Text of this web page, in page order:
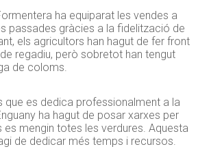
ha equiparat les vendes a
passades gràcies a la fidelització de
els agricultors han hagut de fer front
regadiu, però sobretot han tengut
de coloms.
que es dedica professionalment a la
ha hagut de posar xarxes per
mengin totes les verdures. Aquesta
de dedicar més temps i recursos.